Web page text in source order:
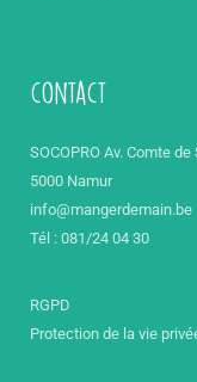
contact
SOCOPRO Av. Comte
5000 Namur
info@mangerdemain.be
Tél : 081/24 04 30
RGPD
Protection de la vie